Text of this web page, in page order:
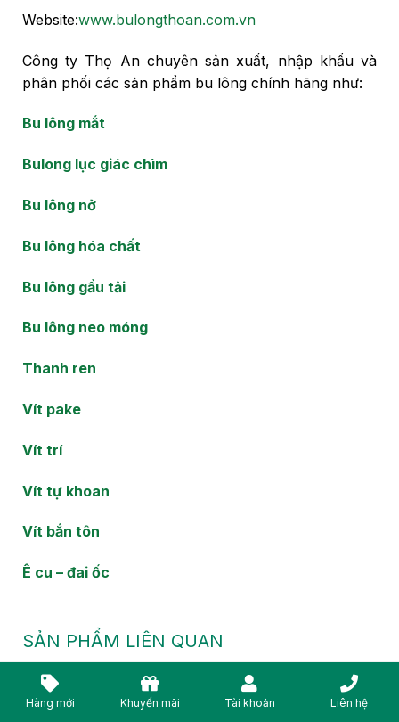
Website:www.bulongthoan.com.vn
Công ty Thọ An chuyên sản xuất, nhập khẩu và
phân phối các sản phẩm bu lông chính hãng như:
Bu lông mắt
Bulong lục giác chìm
Bu lông nở
Bu lông hóa chất
Bu lông gầu tải
Bu lông neo móng
Thanh ren
Vít pake
Vít trí
Vít tự khoan
Vít bắn tôn
Ê cu – đai ốc
SẢN PHẨM LIÊN QUAN
Hàng mới Khuyến mãi Tài khoản Liên hệ